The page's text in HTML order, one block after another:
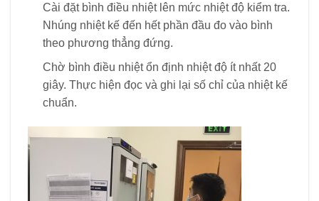
Cài đặt bình điều nhiệt lên mức nhiệt độ kiểm tra.
Nhúng nhiệt kế đến hết phần đầu đo vào bình
theo phương thẳng đứng.
Chờ bình điều nhiệt ổn định nhiệt độ ít nhất 20
giây. Thực hiện đọc và ghi lại số chỉ của nhiệt kế
chuẩn.